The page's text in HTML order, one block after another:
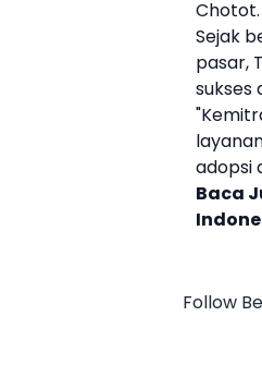
Chotot.
Sejak
pasar,
sukses
adopsi
Baca
Follow